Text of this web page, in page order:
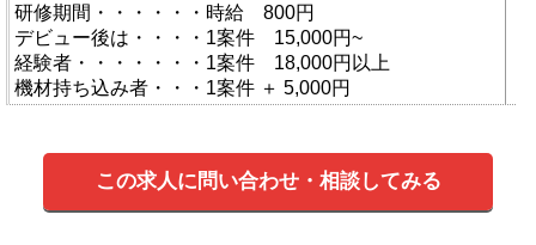
研修期間・・・・・・時給 800円
デビュー後は・・・・1案件 15,000円~
経験者・・・・・・・1案件 18,000円以上
機材持ち込み者・・・1案件 ＋ 5,000円
この求人に問い合わせ・相談してみる